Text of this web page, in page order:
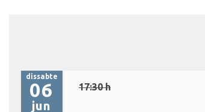
dissabte
06
jun
17:30 h